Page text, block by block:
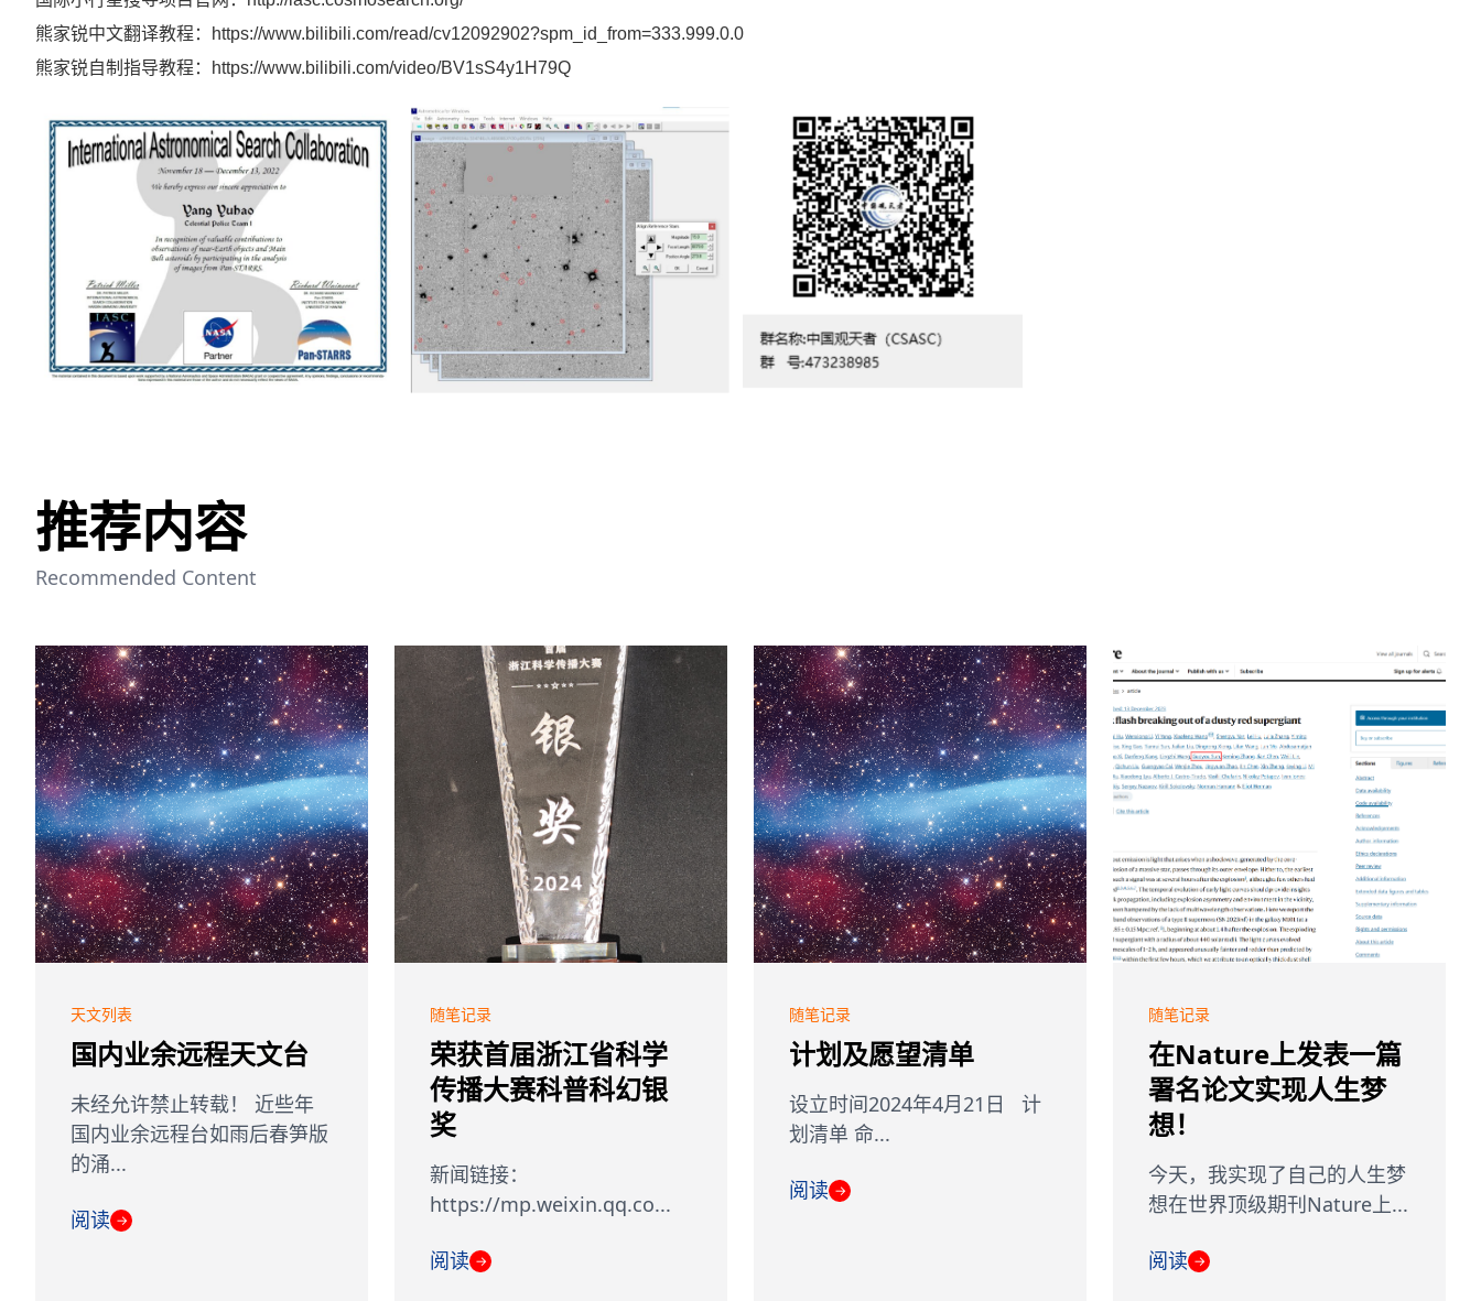
熊家锐中文翻译教程：https://www.bilibili.com/read/cv12092902?spm_id_from=333.999.0.0
熊家锐自制指导教程：https://www.bilibili.com/video/BV1sS4y1H79Q
推荐内容
Recommended Content
天文列表
国内业余远程天文台
未经允许禁止转载！ 近些年
国内业余远程台如雨后春笋版
的涌...
阅读 →
随笔记录
荣获首届浙江省科学
传播大赛科普科幻银
奖
新闻链接：
https://mp.weixin.qq.co...
阅读 →
随笔记录
计划及愿望清单
设立时间2024年4月21日 计
划清单 命...
阅读 →
随笔记录
在Nature上发表一篇
署名论文实现人生梦
想！
今天，我实现了自己的人生梦
想在世界顶级期刊Nature上...
阅读 →